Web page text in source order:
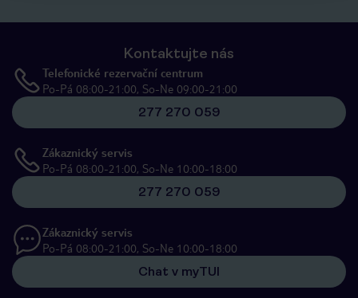
Kontaktujte nás
Telefonické rezervační centrum
Po-Pá 08:00-21:00, So-Ne 09:00-21:00
277 270 059
Zákaznický servis
Po-Pá 08:00-21:00, So-Ne 10:00-18:00
277 270 059
Zákaznický servis
Po-Pá 08:00-21:00, So-Ne 10:00-18:00
Chat v myTUI